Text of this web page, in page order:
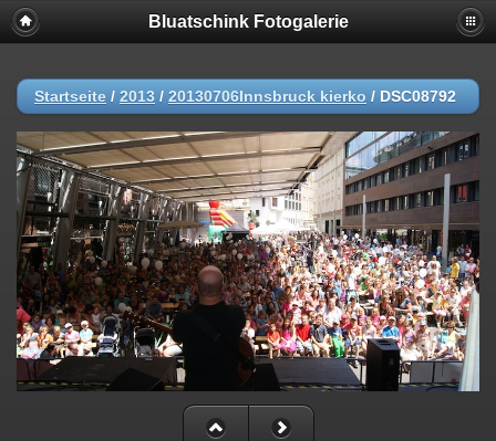
Bluatschink Fotogalerie
Startseite / 2013 / 20130706Innsbruck kierko / DSC08792